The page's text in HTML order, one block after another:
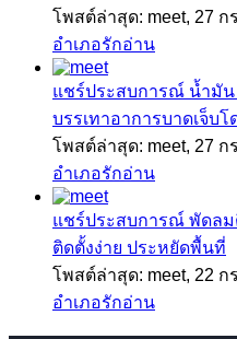
โพสต์ล่าสุด: meet, 27 ก
อำเภอรักอ่าน
แชร์ประสบการณ์ น้ำมัน
บรรเทาอาการบาดเจ็บ
โพสต์ล่าสุด: meet, 27 ก
อำเภอรักอ่าน
แชร์ประสบการณ์ พัดลม
ติดตั้งง่าย ประหยัดพื้นที่
โพสต์ล่าสุด: meet, 22 ก
อำเภอรักอ่าน